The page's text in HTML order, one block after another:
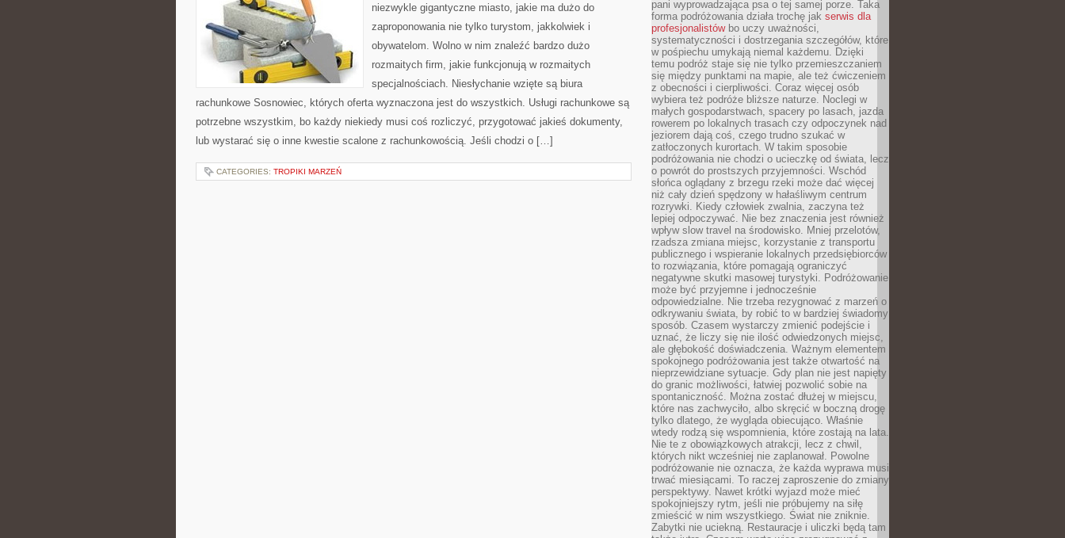
niezwykle gigantyczne miasto, jakie ma dużo do
zaproponowania nie tylko turystom, jakkolwiek i
obywatelom. Wolno w nim znaleźć bardzo dużo
rozmaitych firm, jakie funkcjonują w rozmaitych
specjalnościach. Niesłychanie wzięte są biura
rachunkowe Sosnowiec, których oferta wyznaczona jest do wszystkich. Usługi rachunkowe są
potrzebne wszystkim, bo każdy niekiedy musi coś rozliczyć, przygotować jakieś dokumenty,
lub wystarać się o inne kwestie scalone z rachunkowością. Jeśli chodzi o […]
CATEGORIES: TROPIKI MARZEŃ
pani wyprowadzająca psa o tej samej porze. Taka
forma podróżowania działa trochę jak serwis dla
profesjonalistówbo uczy uważności,
systematyczności i dostrzegania szczegółów, które
w pośpiechu umykają niemal każdemu. Dzięki
temu podróż staje się nie tylko przemieszczaniem
się między punktami na mapie, ale też ćwiczeniem
z obecności i cierpliwości. Coraz więcej osób
wybiera też podróże bliższe naturze. Noclegi w
małych gospodarstwach, spacery po lasach, jazda
rowerem po lokalnych trasach czy odpoczynek nad
jeziorem dają coś, czego trudno szukać w
zatłoczonych kurortach. W takim sposobie
podróżowania nie chodzi o ucieczkę od świata, lecz
o powrót do prostszych przyjemności. Wschód
słońca oglądany z brzegu rzeki może dać więcej
niż cały dzień spędzony w hałaśliwym centrum
rozrywki. Kiedy człowiek zwalnia, zaczyna też
lepiej odpoczywać. Nie bez znaczenia jest również
wpływ slow travel na środowisko. Mniej przelotów,
rzadsza zmiana miejsc, korzystanie z transportu
publicznego i wspieranie lokalnych przedsiębiorców
to rozwiązania, które pomagają ograniczyć
negatywne skutki masowej turystyki. Podróżowanie
może być przyjemne i jednocześnie
odpowiedzialne. Nie trzeba rezygnować z marzeń o
odkrywaniu świata, by robić to w bardziej świadomy
sposób. Czasem wystarczy zmienić podejście i
uznać, że liczy się nie ilość odwiedzonych miejsc,
ale głębokość doświadczenia. Ważnym elementem
spokojnego podróżowania jest także otwartość na
nieprzewidziane sytuacje. Gdy plan nie jest napięty
do granic możliwości, łatwiej pozwolić sobie na
spontaniczność. Można zostać dłużej w miejscu,
które nas zachwyciło, albo skręcić w boczną drogę
tylko dlatego, że wygląda obiecująco. Właśnie
wtedy rodzą się wspomnienia, które zostają na lata.
Nie te z obowiązkowych atrakcji, lecz z chwil,
których nikt wcześniej nie zaplanował. Powolne
podróżowanie nie oznacza, że każda wyprawa musi
trwać miesiącami. To raczej zaproszenie do zmiany
perspektywy. Nawet krótki wyjazd może mieć
spokojniejszy rytm, jeśli nie próbujemy na siłę
zmieścić w nim wszystkiego. Świat nie zniknie.
Zabytki nie uciekną. Restauracje i uliczki będą tam